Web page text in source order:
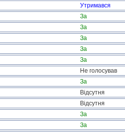
Утримався
За
За
За
За
За
Не голосував
За
Відсутня
Відсутня
За
За